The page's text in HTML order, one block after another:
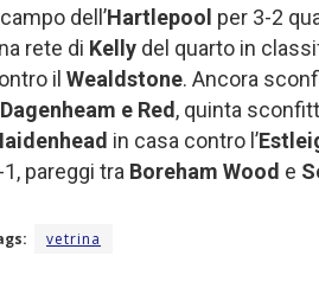
dell’Hartlepool per 3-2
rete di Kelly del quarto in
il Wealdstone. Ancora
Dagenheam e Red , quinta
in casa contro l’
1, pareggi tra Boreham Wood e
vetrina